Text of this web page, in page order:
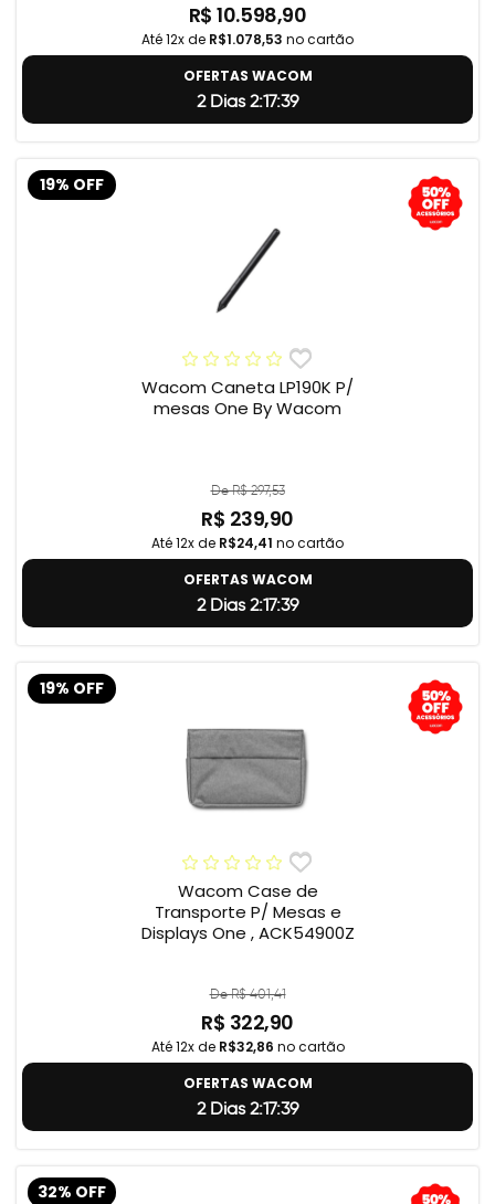
R$ 10.598,90
Até 12x de R$1.078,53 no cartão
OFERTAS WACOM
2 Dias 2:17:38
19% OFF
Wacom Caneta LP190K P/
mesas One By Wacom
De R$ 297,53
R$ 239,90
Até 12x de R$24,41 no cartão
OFERTAS WACOM
2 Dias 2:17:38
19% OFF
Wacom Case de
Transporte P/ Mesas e
Displays One , ACK54900Z
De R$ 401,41
R$ 322,90
Até 12x de R$32,86 no cartão
OFERTAS WACOM
2 Dias 2:17:38
32% OFF